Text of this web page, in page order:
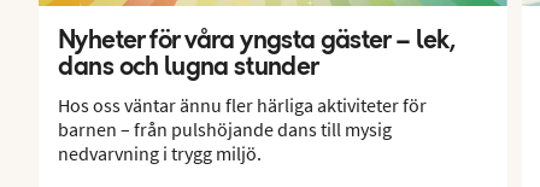
Nyheter för våra yngsta gäster – lek,
dans och lugna stunder
Hos oss väntar ännu fler härliga aktiviteter för
barnen – från pulshöjande dans till mysig
nedvarvning i trygg miljö.